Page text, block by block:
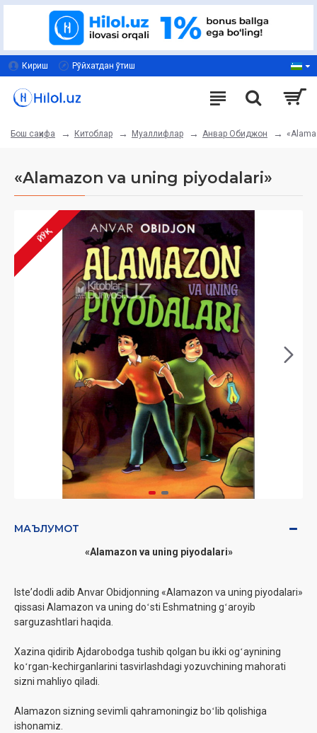
Кириш Рўйхатдан ўтиш
Бош саҳифа Китоблар Муаллифлар Анвар Обиджон
«Alamazon va uning piyodalari»
ЙЎҚ
МАЪЛУМОТ
«Alamazon va uning piyodalari»
Isteʼdodli adib Anvar Obidjonning «Alamazon va uning piyodalari»
qissasi Alamazon va uning doʻsti Eshmatning gʻaroyib
sarguzashtlari haqida.
Xazina qidirib Ajdarobodga tushib qolgan bu ikki ogʻaynining
koʻrgan-kechirganlarini tasvirlashdagi yozuvchining mahorati
sizni mahliyo qiladi.
Alamazon sizning sevimli qahramoningiz boʻlib qolishiga
ishonamiz.